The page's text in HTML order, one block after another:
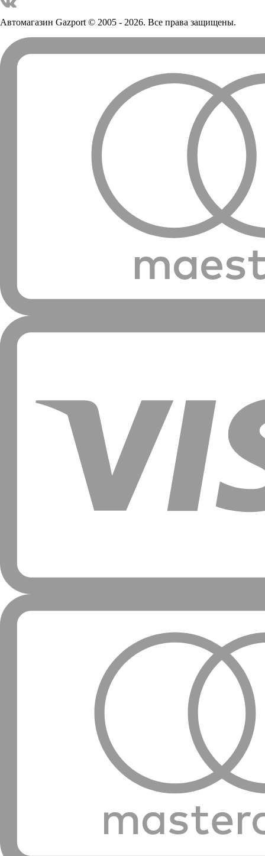
Автомагазин Gazport© 2005 - 2026. Все права защищены.